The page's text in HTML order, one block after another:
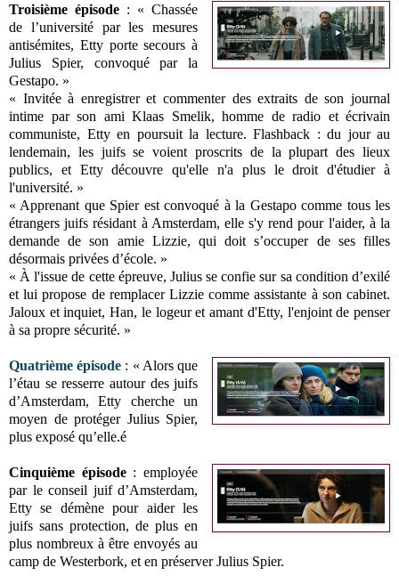
Troisième épisode : « Chassée
de l’université par les mesures
antisémites, Etty porte secours à
Julius Spier, convoqué par la
Gestapo. »
« Invitée à enregistrer et commenter des extraits de son journal
intime par son ami Klaas Smelik, homme de radio et écrivain
communiste, Etty en poursuit la lecture. Flashback : du jour au
lendemain, les juifs se voient proscrits de la plupart des lieux
publics, et Etty découvre qu'elle n'a plus le droit d'étudier à
l'université. »
« Apprenant que Spier est convoqué à la Gestapo comme tous les
étrangers juifs résidant à Amsterdam, elle s'y rend pour l'aider, à la
demande de son amie Lizzie, qui doit s’occuper de ses filles
désormais privées d’école. »
« À l'issue de cette épreuve, Julius se confie sur sa condition d’exilé
et lui propose de remplacer Lizzie comme assistante à son cabinet.
Jaloux et inquiet, Han, le logeur et amant d'Etty, l'enjoint de penser
à sa propre sécurité. »
Quatrième épisode : « Alors que
l’étau se resserre autour des juifs
d’Amsterdam, Etty cherche un
moyen de protéger Julius Spier,
plus exposé qu’elle.é
Cinquième épisode: employée
par le conseil juif d’Amsterdam,
Etty se démène pour aider les
juifs sans protection, de plus en
plus nombreux à être envoyés au
camp de Westerbork, et en préserver Julius Spier.